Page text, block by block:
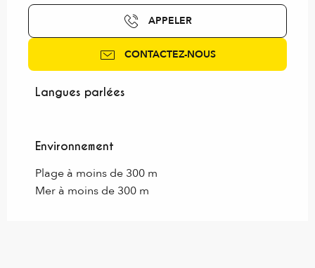
APPELER
CONTACTEZ-NOUS
Langues parlées
Langues parlées
Environnement
Environnement
Plage à moins de 300 m
Mer à moins de 300 m